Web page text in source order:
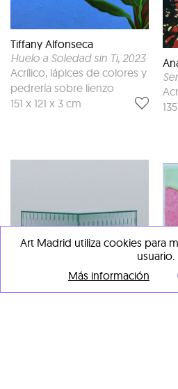
Tiffany Alfonseca
Huelo a Soledad sin Ti, 2023
Acrílico, lápices de colores y
pedrería sobre lienzo
151 x 121 x 3 cm
Art Madrid utiliza cookies para
usuario.
Más información